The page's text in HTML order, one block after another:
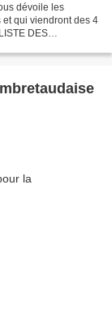
dévoile les
qui viendront des 4
DES